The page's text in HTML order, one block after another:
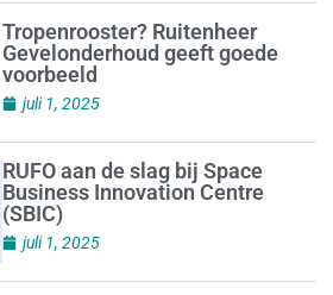
Tropenrooster? Ruitenheer
Gevelonderhoud geeft goede
voorbeeld
juli 1, 2025
RUFO aan de slag bij Space
Business Innovation Centre
(SBIC)
juli 1, 2025